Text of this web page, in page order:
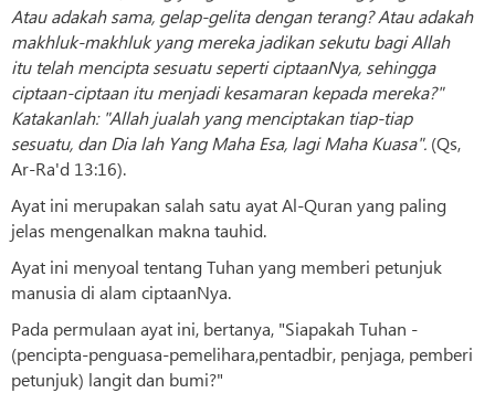
Atau adakah sama, gelap-gelita dengan terang? Atau adakah
makhluk-makhluk yang mereka jadikan sekutu bagi Allah
itu telah mencipta sesuatu seperti ciptaanNya, sehingga
ciptaan-ciptaan itu menjadi kesamaran kepada mereka?"
Katakanlah: "Allah jualah yang menciptakan tiap-tiap
sesuatu, dan Dia lah Yang Maha Esa, lagi Maha Kuasa". (Qs,
Ar-Ra'd 13:16).
Ayat ini merupakan salah satu ayat Al-Quran yang paling
jelas mengenalkan makna tauhid.
Ayat ini menyoal tentang Tuhan yang memberi petunjuk
manusia di alam ciptaanNya.
Pada permulaan ayat ini, bertanya, "Siapakah Tuhan -
(pencipta-penguasa-pemelihara,pentadbir, penjaga, pemberi
petunjuk) langit dan bumi?"